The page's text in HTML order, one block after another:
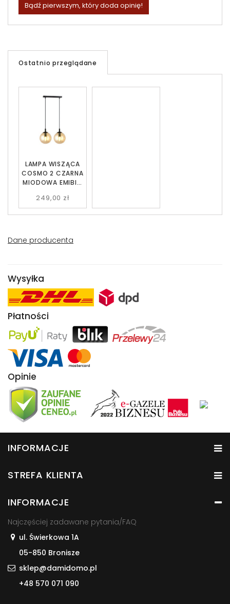
Bądź pierwszym, który doda opinię!
Ostatnio przeglądane
LAMPA WISZĄCA
COSMO 2 CZARNA
MIODOWA EMIBIG
249,00 zł
Dane producenta
Wysyłka
Płatności
Opinie
INFORMACJE
STREFA KLIENTA
INFORMACJE
Najczęściej zadawane pytania/FAQ
ul. Świerkowa 1A
05-850 Bronisze
sklep@damidomo.pl
+48 570 071 090